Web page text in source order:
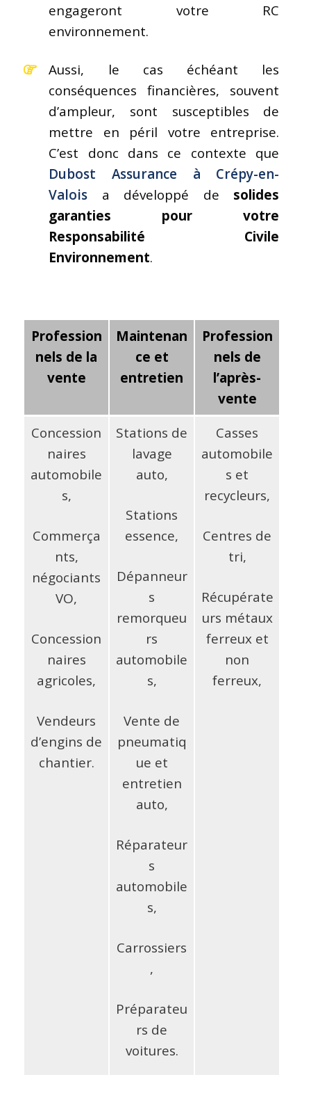
engageront votre RC
environnement.
Aussi, le cas échéant les
conséquences financières, souvent
d’ampleur, sont susceptibles de
mettre en péril votre entreprise.
C’est donc dans ce contexte que
Dubost Assurance à Crépy-en-
Valois a développé de solides
garanties pour votre
Responsabilité Civile
Environnement.
Profession
nels de la
vente
Maintenan
ce et
entretien
Profession
nels de
l’après-
vente
Concession
naires
automobile
s,
Commerça
nts,
négociants
VO,
Concession
naires
agricoles,
Vendeurs
d’engins de
chantier.
Stations de
lavage
auto,
Stations
essence,
Dépanneur
s
remorqueu
rs
automobile
s,
Vente de
pneumatiq
ue et
entretien
auto,
Réparateur
s
automobile
s,
Carrossiers
,
Préparateu
rs de
voitures.
Casses
automobile
s et
recycleurs,
Centres de
tri,
Récupérate
urs métaux
ferreux et
non
ferreux,